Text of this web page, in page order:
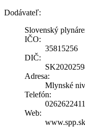
Dodávateľ:
Slovenský
IČO:
35815256
DIČ:
Adresa:
Mlynské
Telefón:
0262622411
Web:
www.spp.sk